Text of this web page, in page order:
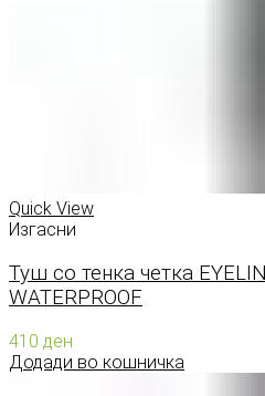
Quick View
Изгасни
Туш со тенка четка
WATERPROOF
410 ден
Додади во кошничка